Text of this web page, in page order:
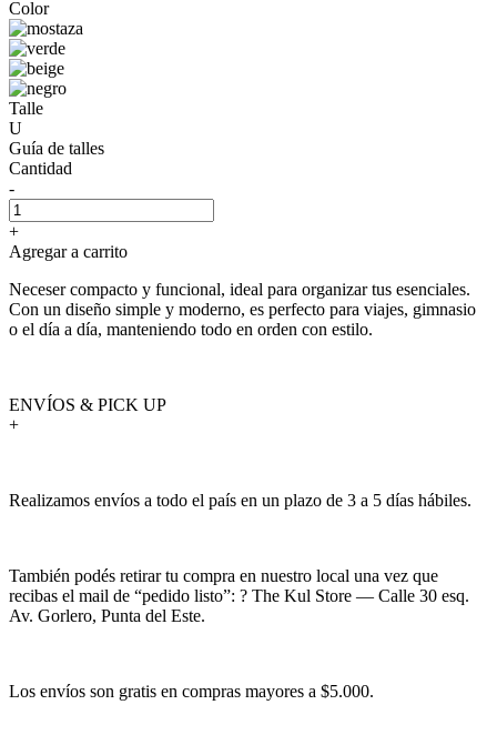
Color
Talle
U
Guía de talles
Cantidad
-
+
Agregar a carrito
Neceser compacto y funcional, ideal para organizar tus esenciales.
Con un diseño simple y moderno, es perfecto para viajes, gimnasio
o el día a día, manteniendo todo en orden con estilo.
ENVÍOS & PICK UP
+
Realizamos envíos a todo el país en un plazo de 3 a 5 días hábiles.
También podés retirar tu compra en nuestro local una vez que
recibas el mail de “pedido listo”: ? The Kul Store — Calle 30 esq.
Av. Gorlero, Punta del Este.
Los envíos son gratis en compras mayores a $5.000.